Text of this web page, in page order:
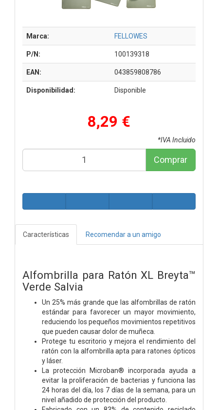
Marca: FELLOWES
P/N: 100139318
EAN: 043859808786
Disponibilidad: Disponible
8,29 €
*IVA Incluido
Comprar
Características Recomendar a un amigo
Alfombrilla para Ratón XL Breyta™
Verde Salvia
Un 25% más grande que las alfombrillas de ratón
estándar para favorecer un mayor movimiento,
reduciendo los pequeños movimientos repetitivos
que pueden causar dolor de muñeca.
Protege tu escritorio y mejora el rendimiento del
ratón con la alfombrilla apta para ratones ópticos
y láser.
La protección Microban® incorporada ayuda a
evitar la proliferación de bacterias y funciona las
24 horas del día, los 7 días de la semana, para un
nivel añadido de protección del producto.